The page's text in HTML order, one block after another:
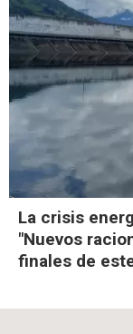
La crisis
"Nuevos
finales de